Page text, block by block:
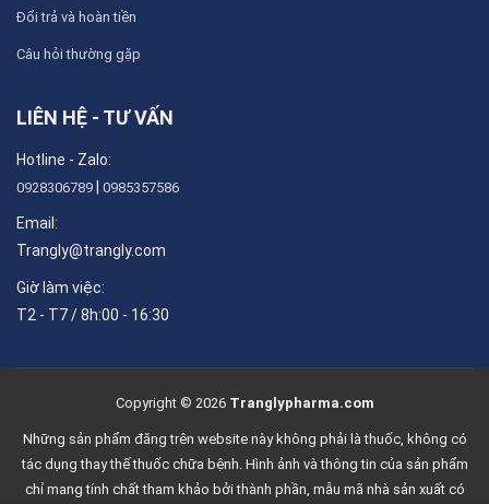
Đổi trả và hoàn tiền
Câu hỏi thường gặp
LIÊN HỆ - TƯ VẤN
Hotline - Zalo:
0928306789 0985357586
Email:
Trangly@trangly.com
Giờ làm việc:
T2 - T7 / 8h:00 - 16:30
Copyright © 2026 Tranglypharma.com
Những sản phẩm đăng trên website này không phải là thuốc, không có
tác dụng thay thế thuốc chữa bệnh. Hình ảnh và thông tin của sản phẩm
chỉ mang tính chất tham khảo bởi thành phần, mẫu mã nhà sản xuất có